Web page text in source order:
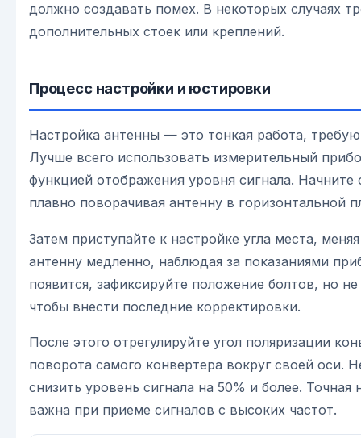
должно создавать помех. В некоторых случаях
дополнительных стоек или креплений.
Процесс настройки и юстировки
Настройка антенны — это тонкая работа,
Лучше всего использовать измерительный
функцией отображения уровня сигнала. Начните
плавно поворачивая антенну в горизонтальной
Затем приступайте к настройке угла места,
антенну медленно, наблюдая за показаниями
появится, зафиксируйте положение болтов, но
чтобы внести последние корректировки.
После этого отрегулируйте угол поляризации
поворота самого конвертера вокруг своей оси.
снизить уровень сигнала на 50% и более.
важна при приеме сигналов с высоких частот.